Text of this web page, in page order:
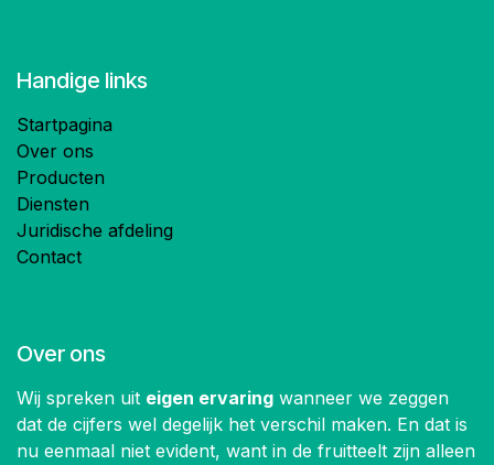
Handige links
Startpagina
Over ons
Producten
Diensten
Juridische afdeling
Contact
Over ons
Wij spreken uit eigen ervaring wanneer we zeggen
dat de cijfers wel degelijk het verschil maken. En dat is
nu eenmaal niet evident, want in de fruitteelt zijn alleen